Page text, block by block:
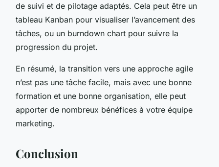
de suivi et de pilotage adaptés. Cela peut être un
tableau Kanban pour visualiser l’avancement des
tâches, ou un burndown chart pour suivre la
progression du projet.
En résumé, la transition vers une approche agile
n’est pas une tâche facile, mais avec une bonne
formation et une bonne organisation, elle peut
apporter de nombreux bénéfices à votre équipe
marketing.
Conclusion